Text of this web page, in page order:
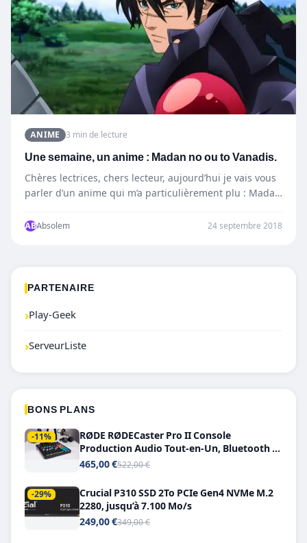
ANIME 3 min de lecture
Une semaine, un anime : Madan no ou to Vanadis.
Chères lectrices, chers lecteur, aujourd’hui je vais vous
parler d’un anime qui m’a particulièrement plu : Madan
ABAbsolem 24 septembre 2018
PARTENAIRE
›Play-Geek
›ServeurListe
BONS PLANS
-11%
RØDE RØDECaster Pro II Console
Production Audio Tout-en-Un, Bluetooth et
Double USB-C
465,00 €522,00 €
-29%
Crucial P310 SSD 2To PCIe Gen4 NVMe M.2
2280, jusqu’à 7.100 Mo/s
249,00 €349,00 €